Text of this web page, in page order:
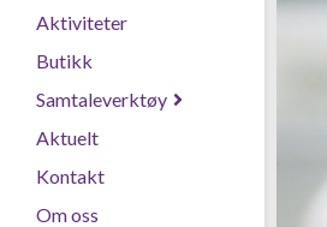
Aktiviteter
Butikk
Samtaleverktøy
Aktuelt
Kontakt
Om oss